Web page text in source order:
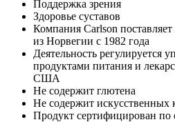
Поддержка зрения
Здоровье суставов
Компания Carlson
из Норвегии с 1982 года
Деятельность регулируется
продуктами питания и
США
Не содержит глютена
Не содержит искусственных
Продукт сертифицирован по